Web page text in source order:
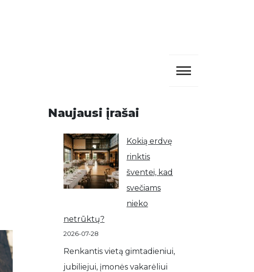
Naujausi įrašai
Kokią erdvę
rinktis
šventei, kad
svečiams
nieko
netrūktų?
2026-07-28
Renkantis vietą gimtadieniui,
jubiliejui, įmonės vakarėliui